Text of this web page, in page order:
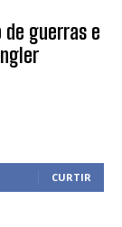
guerras e
CURTIR